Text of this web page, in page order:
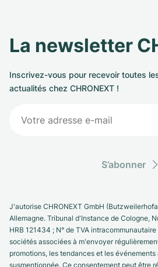
La newsletter
Inscrivez-vous pour recevoir toutes
actualités chez CHRONEXT !
S’abonner
J'autorise CHRONEXT GmbH
Allemagne. Tribunal d'Instance de Cologne,
HRB 121434 ; N° de TVA
sociétés associées à m'envoyer
promotions, les tendances et les
susmentionnée. Ce consentement peut être